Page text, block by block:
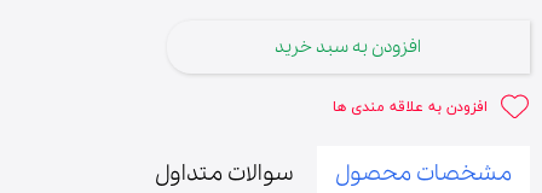
افزودن به سبد خرید
افزودن به علاقه مندی ها
مشخصات محصول
سوالات متداول